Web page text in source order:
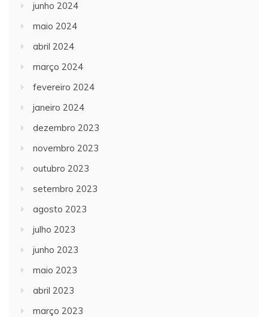
junho 2024
maio 2024
abril 2024
março 2024
fevereiro 2024
janeiro 2024
dezembro 2023
novembro 2023
outubro 2023
setembro 2023
agosto 2023
julho 2023
junho 2023
maio 2023
abril 2023
março 2023